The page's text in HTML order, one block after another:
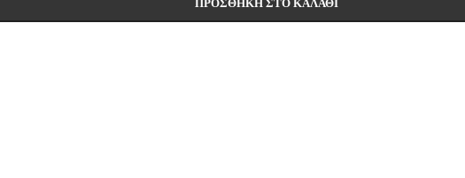
ΠΡΟΣΘΉΚΗ ΣΤΟ ΚΑΛΆΘΙ